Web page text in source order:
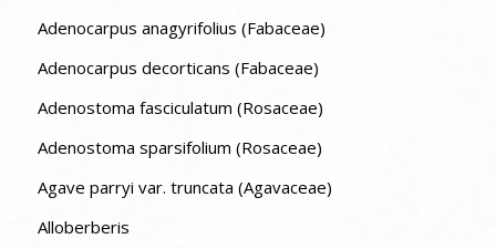
Adenocarpus anagyrifolius (Fabaceae)
Adenocarpus decorticans (Fabaceae)
Adenostoma fasciculatum (Rosaceae)
Adenostoma sparsifolium (Rosaceae)
Agave parryi var. truncata (Agavaceae)
Alloberberis